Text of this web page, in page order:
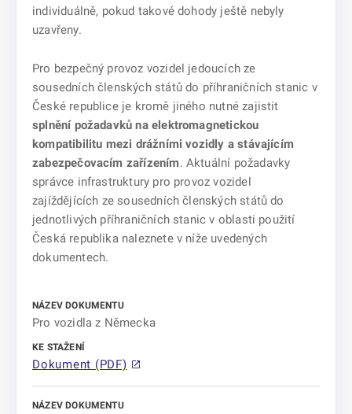
individuálně, pokud takové dohody ještě nebyly
uzavřeny.
Pro bezpečný provoz vozidel jedoucích ze
sousedních členských států do příhraničních stanic v
České republice je kromě jiného nutné zajistit
splnění požadavků na elektromagnetickou
kompatibilitu mezi drážními vozidly a stávajícím
zabezpečovacím zařízením. Aktuální požadavky
správce infrastruktury pro provoz vozidel
zajíždějících ze sousedních členských států do
jednotlivých příhraničních stanic v oblasti použití
Česká republika naleznete v níže uvedených
dokumentech.
Pro vozidla z Německa
Dokument (PDF)